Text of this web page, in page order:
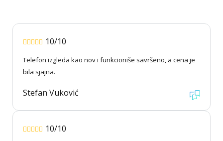
10/10
Telefon izgleda kao nov i funkcioniše savršeno, a cena je
bila sjajna.
Stefan Vuković
10/10